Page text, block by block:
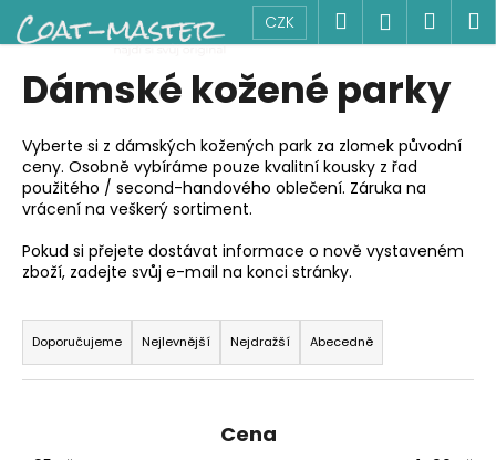
Přejít
na
obsah
CZK Hledat
Dámské kožené parky
Vyberte si z dámských kožených park za zlomek původní
ceny. Osobně vybíráme pouze kvalitní kousky z řad
použitého / second-handového oblečení. Záruka na
vrácení na veškerý sortiment.
Pokud si přejete dostávat informace o nově vystaveném
zboží, zadejte svůj e-mail na konci stránky.
Ř
a
z
Doporučujeme Nejlevnější Nejdražší Abecedně
Cena
o
o
p
o
t
ř
b
u
j